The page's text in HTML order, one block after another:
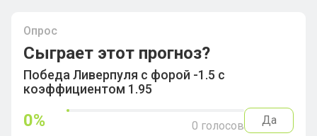
Опрос
Сыграет этот прогноз?
Победа Ливерпуля с форой -1.5 с
коэффициентом 1.95
0% 0 голосов Да